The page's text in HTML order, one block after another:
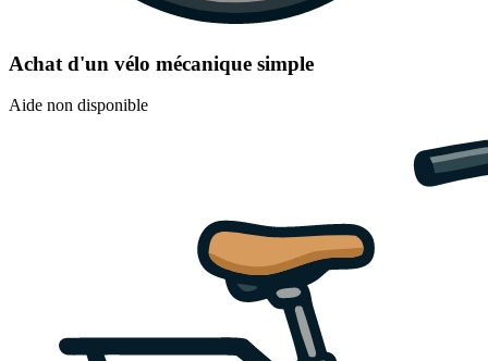
Achat d'un vélo mécanique simple
Aide non disponible